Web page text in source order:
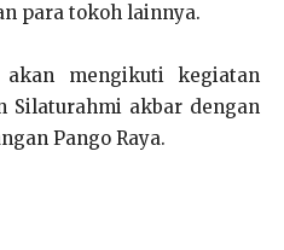
para tokoh lainnya.
akan mengikuti kegiatan
Silaturahmi akbar dengan
Pango Raya.